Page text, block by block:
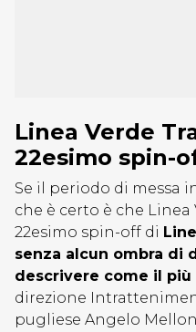
Linea Verde
22esimo spin-
Se il periodo di messa
che è certo è che Linea
22esimo spin-off di
senza alcun ombra di
descrivere come il
direzione
pugliese Angelo